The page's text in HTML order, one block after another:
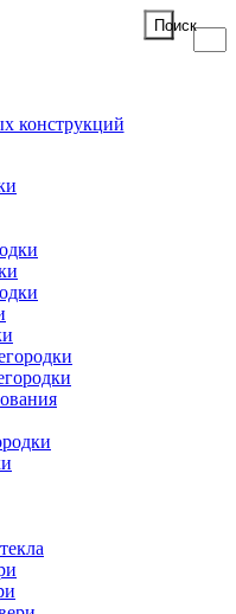
Поиск
конструкций